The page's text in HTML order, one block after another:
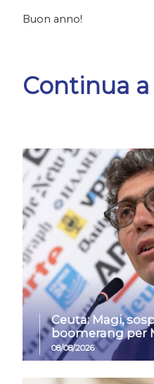
Buon anno!
Continua
Ceuta: Magi,
boomerang per
08/08/2026